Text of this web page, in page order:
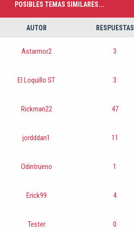
POSIBLES TEMAS SIMILARES...
AUTOR RESPUESTAS
Astarmor2 3
El Loquillo ST 3
Rickman22 47
jordddan1 11
Odintrueno 1
Erick99 4
Tester 0